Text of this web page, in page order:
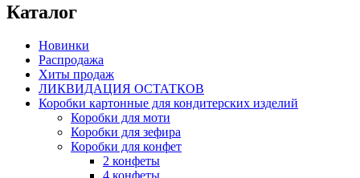
Каталог
Новинки
Распродажа
Хиты продаж
ЛИКВИДАЦИЯ ОСТАТКОВ
Коробки картонные для кондитерских изделий
Коробки для моти
Коробки для зефира
Коробки для конфет
2 конфеты